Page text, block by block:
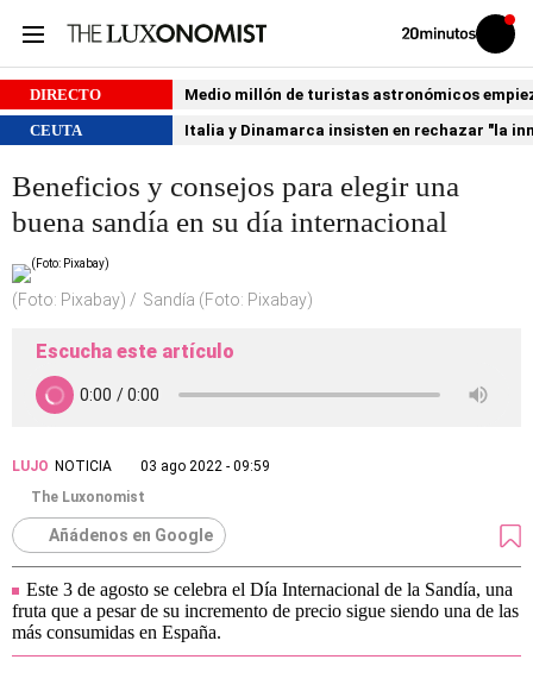
Volver
Iniciar
sesión
DIRECTO
Medio millón de turistas astronómicos
CEUTA
Italia y Dinamarca insisten en rechazar "la
Beneficios y consejos para elegir una
buena sandía en su día internacional
(Foto: Pixabay) Sandía (Foto: Pixabay)
Escucha este artículo
LUJO NOTICIA
03 ago 2022 - 09:59
The Luxonomist
Añádenos en Google
Este 3 de agosto se celebra el Día Internacional de la Sandía, una
fruta que a pesar de su incremento de precio sigue siendo una de las
más consumidas en España.